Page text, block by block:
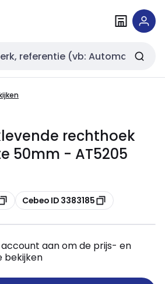
rechthoek
50mm - AT5205
Kopiëren
Cebeo ID 3383185
aan om de prijs- en
bekijken